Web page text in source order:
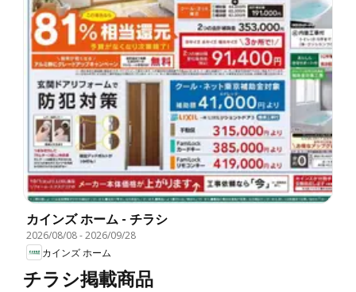
カインズ ホーム - チラシ
2026/08/08-2026/09/28
カインズ ホーム
チラシ掲載商品